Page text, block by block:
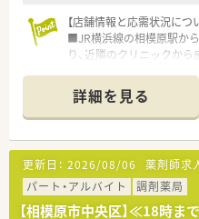
【店舗情報と応需状況につ
■JR横浜線の相模原駅か
り、近隣のクリニックか
■1日あたりの処方箋枚数
薬剤師4名と事務員2名の
す。
■皮膚科クリニックに隣
科となっており、専門性
です。
【法人特徴について】
詳細を見る
更新日： 2026/08/06 薬剤師求
パート・アルバイト
調剤薬局
【相模原市中央区】≪18時ま